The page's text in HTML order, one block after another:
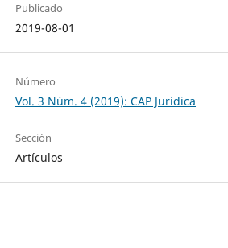
Publicado
2019-08-01
Número
Vol. 3 Núm. 4 (2019): CAP Jurídica
Sección
Artículos